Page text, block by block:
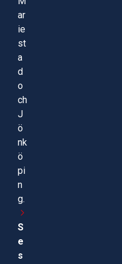
ar
ie
st
a
d
o
ch
J
ö
nk
ö
pi
n
g.
S
e
s